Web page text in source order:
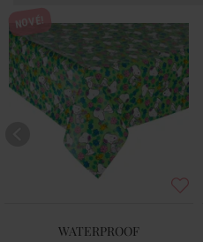
NOVÉ!
WATERPROOF